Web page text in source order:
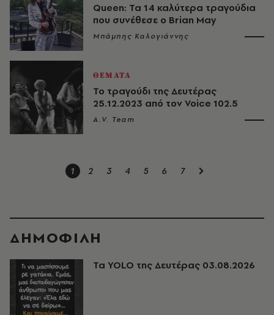
Queen: Τα 14 καλύτερα τραγούδια
που συνέθεσε ο Brian May
Μπάμπης Καλογιάννης
ΘΕΜΑΤΑ
Το τραγούδι της Δευτέρας
25.12.2023 από τον Voice 102.5
A.V. Team
1 2 3 4 5 6 7
ΔΗΜΟΦΙΛΗ
Τα YOLO της Δευτέρας 03.08.2026